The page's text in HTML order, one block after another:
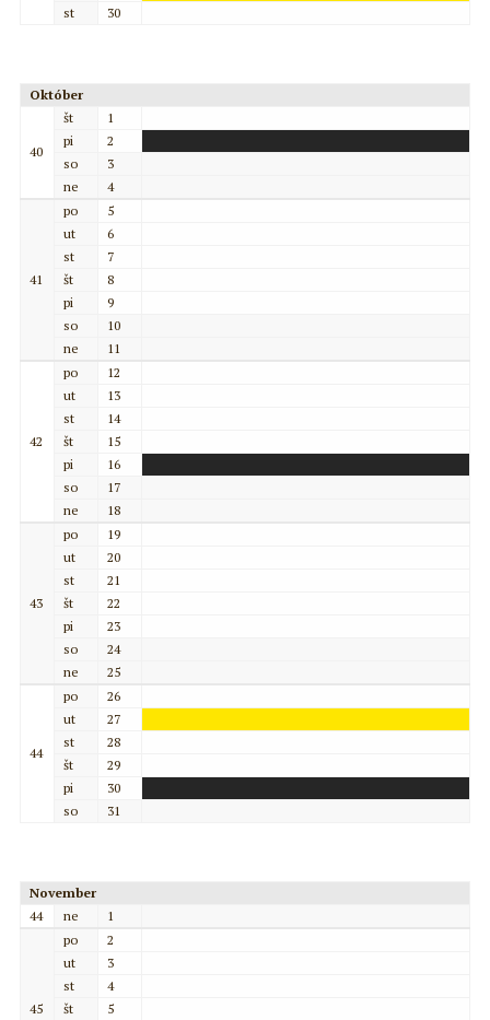
st
30
Október
40
št
1
pi
2
so
3
ne
4
41
po
5
ut
6
st
7
št
8
pi
9
so
10
ne
11
42
po
12
ut
13
st
14
št
15
pi
16
so
17
ne
18
43
po
19
ut
20
st
21
št
22
pi
23
so
24
ne
25
44
po
26
ut
27
st
28
št
29
pi
30
so
31
November
44
ne 1
45
po
2
ut
3
st
4
št
5